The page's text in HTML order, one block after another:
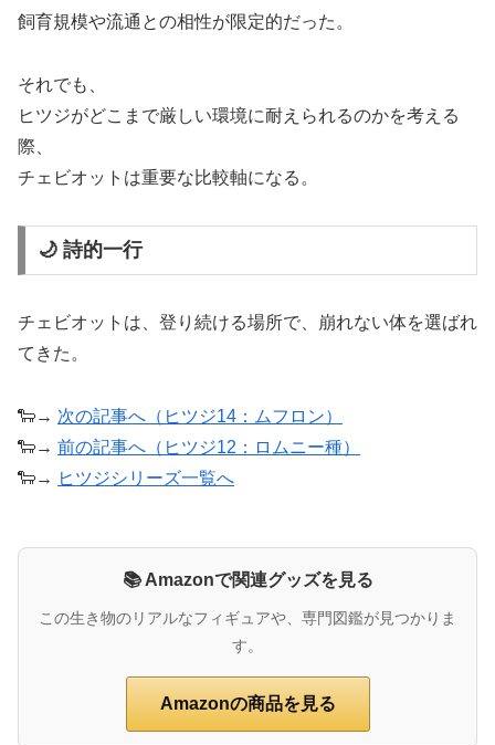
飼育規模や流通との相性が限定的だった。
それでも、
ヒツジがどこまで厳しい環境に耐えられるのかを考える
際、
チェビオットは重要な比較軸になる。
🌙 詩的一行
チェビオットは、登り続ける場所で、崩れない体を選ばれ
てきた。
🐑→ 次の記事へ（ヒツジ14：ムフロン）
🐑→ 前の記事へ（ヒツジ12：ロムニー種）
🐑→ ヒツジシリーズ一覧へ
📚 Amazonで関連グッズを見る
この生き物のリアルなフィギュアや、専門図鑑が見つかりま
す。
Amazonの商品を見る